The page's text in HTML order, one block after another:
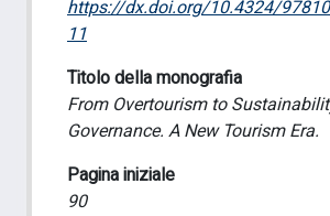
https://dx.doi.org/10.4324/
11
Titolo della monografia
From Overtourism to
Governance. A New Tourism Era.
Pagina iniziale
90